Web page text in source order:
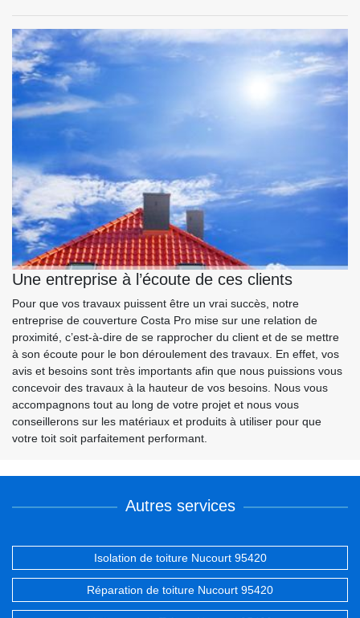
Une entreprise à l’écoute de ces clients
Pour que vos travaux puissent être un vrai succès, notre
entreprise de couverture Costa Pro mise sur une relation de
proximité, c’est-à-dire de se rapprocher du client et de se mettre
à son écoute pour le bon déroulement des travaux. En effet, vos
avis et besoins sont très importants afin que nous puissions vous
concevoir des travaux à la hauteur de vos besoins. Nous vous
accompagnons tout au long de votre projet et nous vous
conseillerons sur les matériaux et produits à utiliser pour que
votre toit soit parfaitement performant.
Autres services
Isolation de toiture Nucourt 95420
Réparation de toiture Nucourt 95420